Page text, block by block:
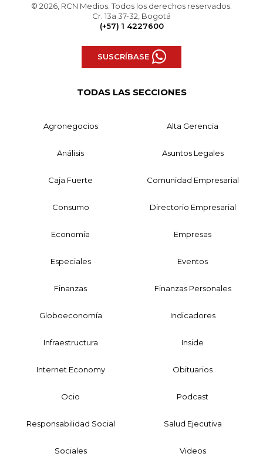
© 2026, RCN Medios. Todos los derechos reservados.
Cr. 13a 37-32, Bogotá
(+57) 1 4227600
SUSCRÍBASE
TODAS LAS SECCIONES
Agronegocios Alta Gerencia
Análisis Asuntos Legales
Caja Fuerte Comunidad Empresarial
Consumo Directorio Empresarial
Economía Empresas
Especiales Eventos
Finanzas Finanzas Personales
Globoeconomía Indicadores
Infraestructura Inside
Internet Economy Obituarios
Ocio Podcast
Responsabilidad Social Salud Ejecutiva
Sociales Videos